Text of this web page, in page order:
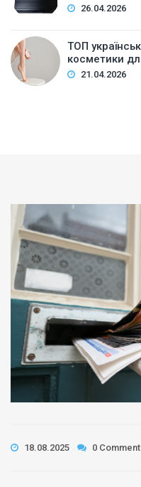
26.04.2026
ТОП
косметики
21.04.2026
18.08.2025 0